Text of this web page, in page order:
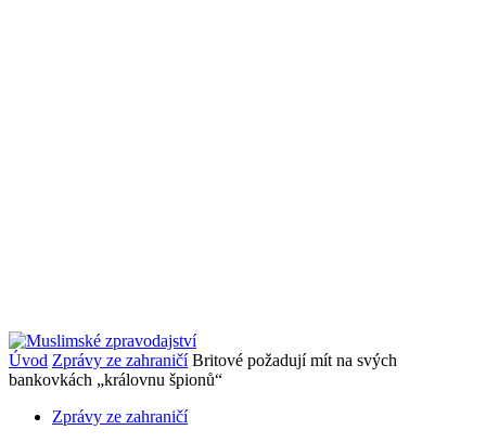
Úvod Zprávy ze zahraničí Britové požadují mít na svých
bankovkách „královnu špionů“
Zprávy ze zahraničí